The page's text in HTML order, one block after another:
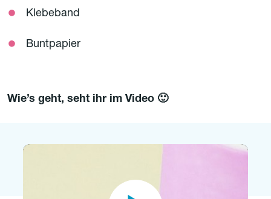
Klebeband
Buntpapier
Wie’s geht, seht ihr im Video 🙂